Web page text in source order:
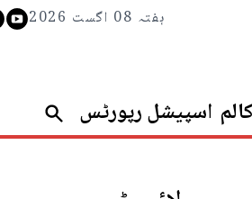
ہفتہ 08 اگست 2026
اسپیشل رپورٹس